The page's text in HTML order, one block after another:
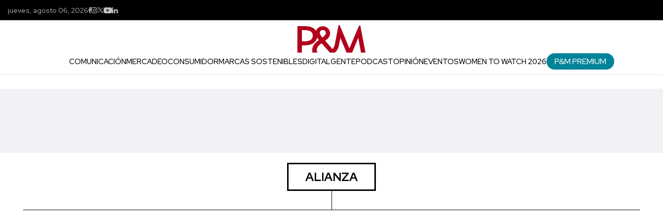
jueves, agosto 06, 2026
COMUNICACIÓNMERCADEOCONSUMIDORMARCAS SOSTENIBLESDIGITALGENTEPODCASTOPINIÓNEVENTOSWOMEN TO WATCH 2026 P&M PREMIUM
ALIANZA